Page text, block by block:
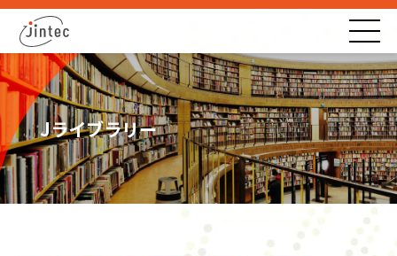
Jライブラリー